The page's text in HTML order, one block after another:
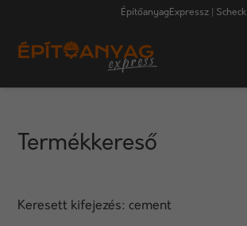
ÉpítőanyagExpressz | Scheck
Termékkereső
Keresett kifejezés:cement